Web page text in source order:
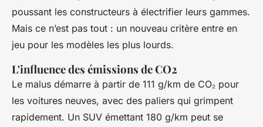
poussant les constructeurs à électrifier leurs gammes.
Mais ce n’est pas tout : un nouveau critère entre en
jeu pour les modèles les plus lourds.
L'influence des émissions de CO2
Le malus démarre à partir de 111 g/km de CO₂ pour
les voitures neuves, avec des paliers qui grimpent
rapidement. Un SUV émettant 180 g/km peut se